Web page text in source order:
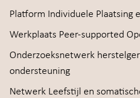
Platform Individuele Plaatsing
Werkplaats Peer-supported
Onderzoeksnetwerk
ondersteuning
Netwerk Leefstijl en